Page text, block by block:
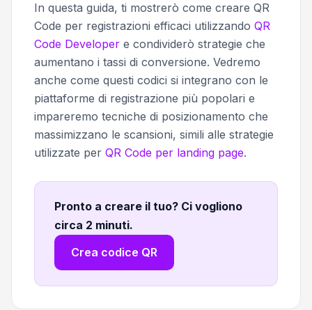
In questa guida, ti mostrerò come creare QR
Code per registrazioni efficaci utilizzando QR
Code Developer e condividerò strategie che
aumentano i tassi di conversione. Vedremo
anche come questi codici si integrano con le
piattaforme di registrazione più popolari e
impareremo tecniche di posizionamento che
massimizzano le scansioni, simili alle strategie
utilizzate per QR Code per landing page.
Pronto a creare il tuo? Ci vogliono
circa 2 minuti.
Crea codice QR